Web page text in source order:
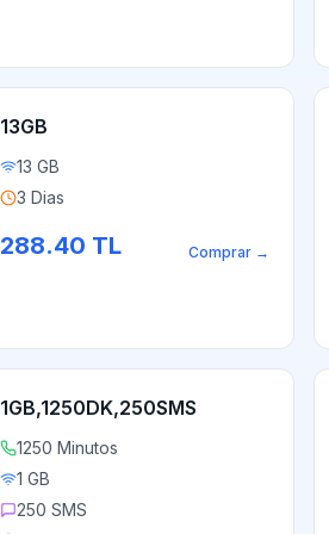
13GB
13 GB
3 Dias
288.40 TL Comprar →
1GB,1250DK,250SMS
1250 Minutos
1 GB
250 SMS